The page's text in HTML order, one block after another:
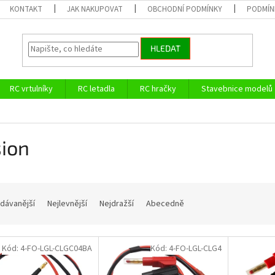
KONTAKT JAK NAKUPOVAT OBCHODNÍ PODMÍNKY
HLEDAT
RC vrtulníky RC letadla RC hračky Stavebnice modelů
Nejlevnější Nejdražší Abecedně
Kód: 4-FO-LGL-CLGC04BA Kód: 4-FO-LGL-CLG4